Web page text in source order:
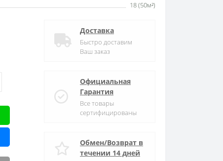
18 (50м²)
Доставка
Быстро доставим
Ваш заказ
Официальная
Гарантия
Все товары
сертифицированы
Обмен/Возврат в
течении 14 дней